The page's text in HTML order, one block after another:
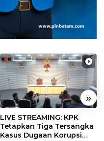
»
LIVE STREAMING: KPK
Tetapkan Tiga Tersangka
Kasus Dugaan Korupsi